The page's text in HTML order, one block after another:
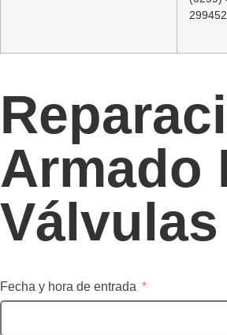
Armado
Válvulas
Fecha y hora de entrada